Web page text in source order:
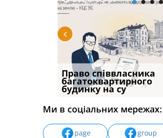
Право співвласника
багатоквартирного
будинку на су
ФУНДАМЕНТАЛЬНА
ПРОБЛЕМА
ПРАКТИКИ», АБО ПР
Ми в соціальних мережах:
page group